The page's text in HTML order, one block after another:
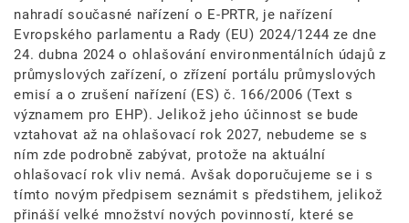
nahradí současné nařízení o E-PRTR, je nařízení
Evropského parlamentu a Rady (EU) 2024/1244 ze dne
24. dubna 2024 o ohlašování environmentálních údajů z
průmyslových zařízení, o zřízení portálu průmyslových
emisí a o zrušení nařízení (ES) č. 166/2006 (Text s
významem pro EHP). Jelikož jeho účinnost se bude
vztahovat až na ohlašovací rok 2027, nebudeme se s
ním zde podrobně zabývat, protože na aktuální
ohlašovací rok vliv nemá. Avšak doporučujeme se i s
tímto novým předpisem seznámit s předstihem, jelikož
přináší velké množství nových povinností, které se